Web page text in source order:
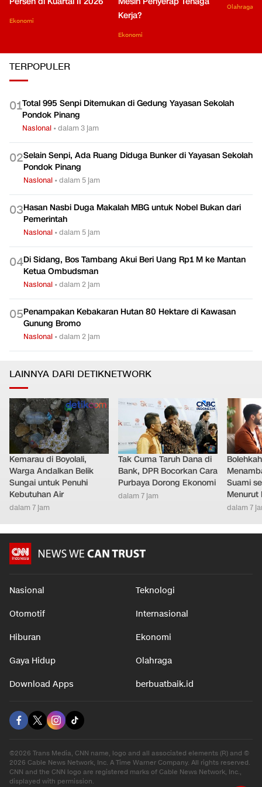
Ekonomi
Kerja?
Ekonomi
Olahraga
TERPOPULER
01Total 995 Senpi Ditemukan di Gedung Yayasan Sekolah
Pondok Pinang
Nasional •dalam 3 jam
02Selain Senpi, Ada Ruang Diduga Bunker di Yayasan Sekolah
Pondok Pinang
Nasional •dalam 5 jam
03Hasan Nasbi Duga Makalah MBG untuk Nobel Bukan dari
Pemerintah
Nasional •dalam 5 jam
04Di Sidang, Bos Tambang Akui Beri Uang Rp1 M ke Mantan
Ketua Ombudsman
Nasional •dalam 2 jam
05Penampakan Kebakaran Hutan 80 Hektare di Kawasan
Gunung Bromo
Nasional •dalam 2 jam
LAINNYA DARI DETIKNETWORK
Kemarau di Boyolali,
Warga Andalkan Belik
Sungai untuk Penuhi
Kebutuhan Air
dalam 7 jam
Tak Cuma Taruh Dana di
Bank, DPR Bocorkan Cara
Purbaya Dorong Ekonomi
dalam 7 jam
Suami
Menurut
dalam 7
Nasional Teknologi
Otomotif Internasional
Hiburan Ekonomi
Gaya Hidup Olahraga
Download Apps berbuatbaik.id
©2026 Trans Media, CNN name, logo and all associated elements (R) and ©
2026 Cable News Network, Inc. A Time Warner Company. All rights reserved.
CNN and the CNN logo are registered marks of Cable News Network, Inc.,
displayed with permission.